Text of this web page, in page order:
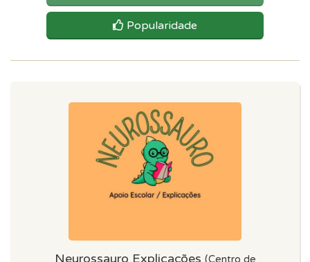
Popularidade
Neurossauro Explicações (Centro de